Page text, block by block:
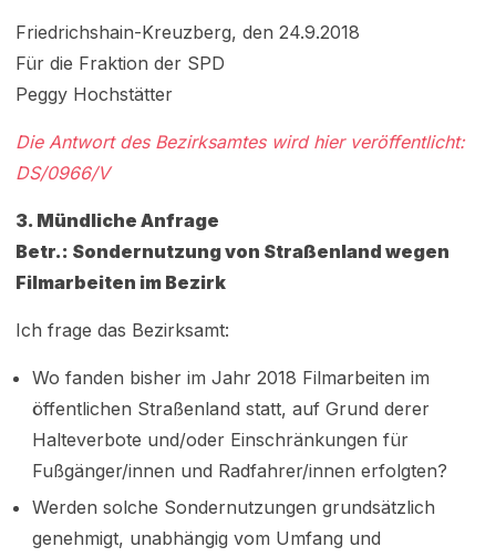
Friedrichshain-Kreuzberg, den 24.9.2018
Für die Fraktion der SPD
Peggy Hochstätter
Die Antwort des Bezirksamtes wird hier veröffentlicht:
DS/0966/V
3. Mündliche Anfrage
Betr.: Sondernutzung von Straßenland wegen
Filmarbeiten im Bezirk
Ich frage das Bezirksamt:
Wo fanden bisher im Jahr 2018 Filmarbeiten im
öffentlichen Straßenland statt, auf Grund derer
Halteverbote und/oder Einschränkungen für
Fußgänger/innen und Radfahrer/innen erfolgten?
Werden solche Sondernutzungen grundsätzlich
genehmigt, unabhängig vom Umfang und